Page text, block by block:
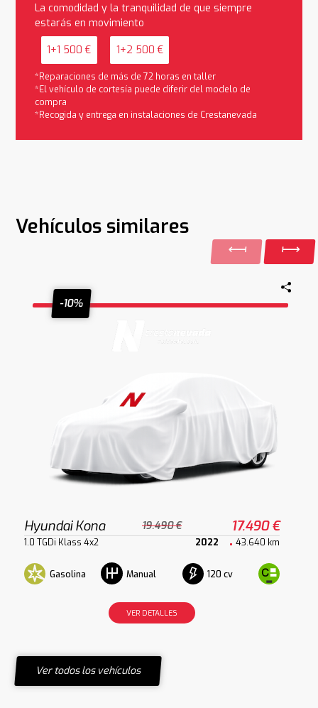
La comodidad y la tranquilidad de que siempre
estarás en movimiento
1+1 500 € 1+2 500 €
*Reparaciones de más de 72 horas en taller
*El vehículo de cortesía puede diferir del modelo de
compra
*Recogida y entrega en instalaciones de Crestanevada
Vehículos similares
-10%
Hyundai Kona 19.490 € 17.490 €
1.0 TGDi Klass 4x2 2022 43.640 km
Gasolina Manual 120 cv
VER DETALLES
Ver todos los vehículos